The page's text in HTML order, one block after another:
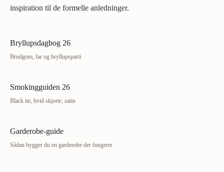
inspiration til de formelle anledninger.
Bryllupsdagbog 26
Brudgom, far og bryllupsparti
Smokingguiden 26
Black tie, hvid skjorte, satin
Garderobe-guide
Sådan bygger du en garderobe der fungerer